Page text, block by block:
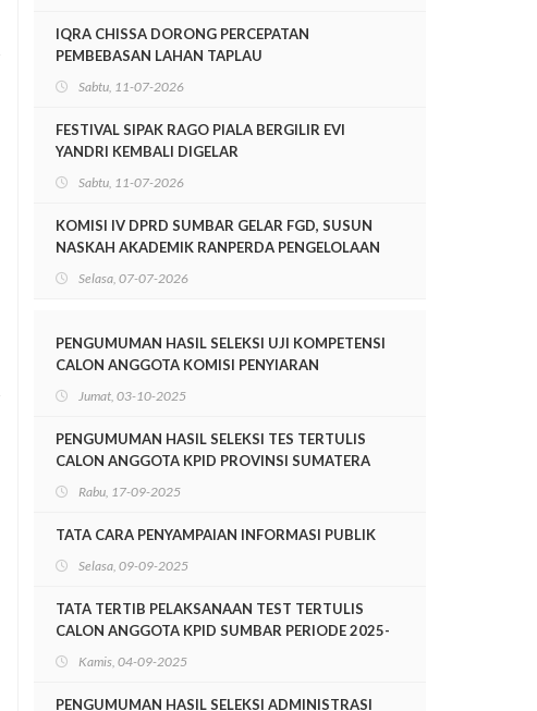
IQRA CHISSA DORONG PERCEPATAN
PEMBEBASAN LAHAN TAPLAU
Sabtu, 11-07-2026
FESTIVAL SIPAK RAGO PIALA BERGILIR EVI
YANDRI KEMBALI DIGELAR
Sabtu, 11-07-2026
KOMISI IV DPRD SUMBAR GELAR FGD, SUSUN
NASKAH AKADEMIK RANPERDA PENGELOLAAN
LINGKUNGAN HIDUP
Selasa, 07-07-2026
PENGUMUMAN HASIL SELEKSI UJI KOMPETENSI
CALON ANGGOTA KOMISI PENYIARAN
INDONESIA DAERAH (KPID) PROVINSI
SUMATERA BARAT PERIODE 2025-2028
Jumat, 03-10-2025
PENGUMUMAN HASIL SELEKSI TES TERTULIS
CALON ANGGOTA KPID PROVINSI SUMATERA
BARAT PERIODE 2025-2028
Rabu, 17-09-2025
TATA CARA PENYAMPAIAN INFORMASI PUBLIK
Selasa, 09-09-2025
TATA TERTIB PELAKSANAAN TEST TERTULIS
CALON ANGGOTA KPID SUMBAR PERIODE 2025-
2028
Kamis, 04-09-2025
PENGUMUMAN HASIL SELEKSI ADMINISTRASI